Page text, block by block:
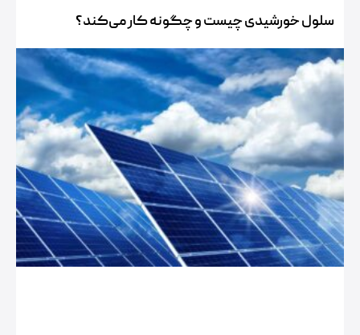
سلول خورشیدی چیست و چگونه کار می‌کند؟